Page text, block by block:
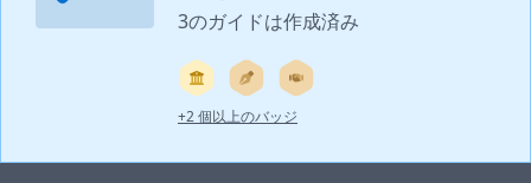
3のガイドは作成済み
+2 個以上のバッジ